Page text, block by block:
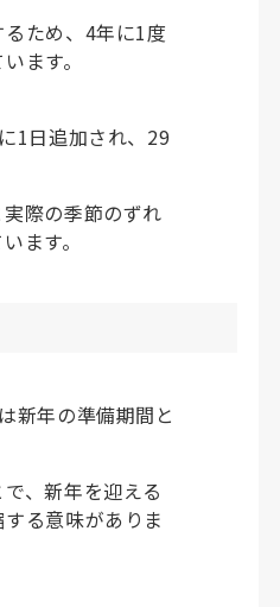
ため、4年に1度
ます。
1日追加され、29
際の季節のずれ
ます。
新年の準備期間と
、新年を迎える
る意味がありま